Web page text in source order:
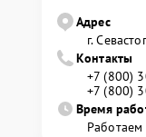
Адрес
г.
Контакты
+7 (800)
+7 (800)
Время